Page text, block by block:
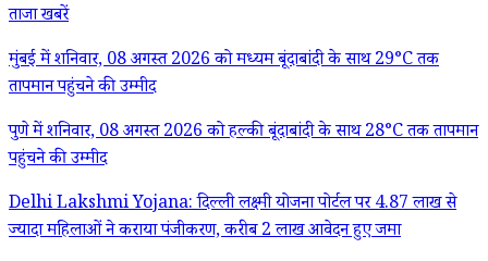
ताजा खबरें
मुंबई में शनिवार, 08 अगस्त 2026 को मध्यम बूंदाबांदी के साथ 29°C तक
तापमान पहुंचने की उम्मीद
पुणे में शनिवार, 08 अगस्त 2026 को हल्की बूंदाबांदी के साथ 28°C तक तापमान
पहुंचने की उम्मीद
Delhi Lakshmi Yojana: दिल्ली लक्ष्मी योजना पोर्टल पर 4.87 लाख से
ज्यादा महिलाओं ने कराया पंजीकरण, करीब 2 लाख आवेदन हुए जमा